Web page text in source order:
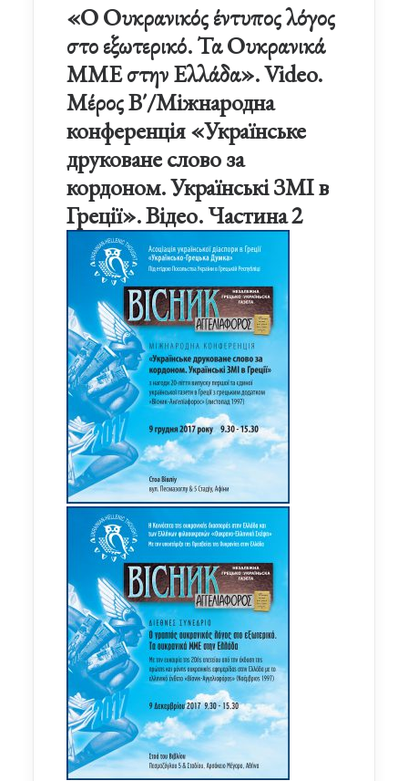
«Ο Ουκρανικός έντυπος λόγος
στο εξωτερικό. Τα Ουκρανικά
ΜΜΕ στην Ελλάδα». Video.
Μέρος B΄/Міжнародна
конференція «Українське
друковане слово за
кордоном. Українські ЗМІ в
Греції». Відео. Частина 2